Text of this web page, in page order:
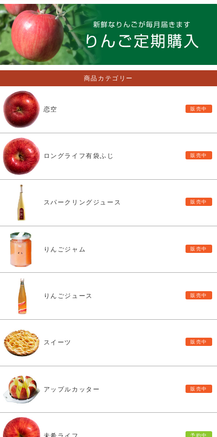
商品カテゴリー
恋空
ロングライフ有袋ふじ
スパークリングジュース
りんごジャム
りんごジュース
スイーツ
アップルカッター